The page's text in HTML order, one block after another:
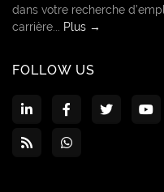
dans votre recherche
carrière...
Plus →
FOLLOW US